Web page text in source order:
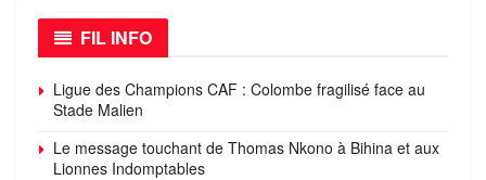
FIL INFO
Ligue des Champions CAF : Colombe fragilisé face au
Stade Malien
Le message touchant de Thomas Nkono à Bihina et aux
Lionnes Indomptables